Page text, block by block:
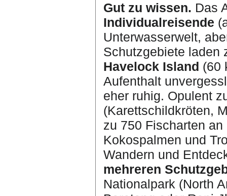
Gut zu wissen. Das
Individualreisende
Unterwasserwelt,
Schutzgebiete laden
Havelock Island (60
Aufenthalt
eher ruhig. Opulent
(Karettschildkröten,
zu 750 Fischarten
Kokospalmen und
Wandern und
mehreren
Nationalpark (North